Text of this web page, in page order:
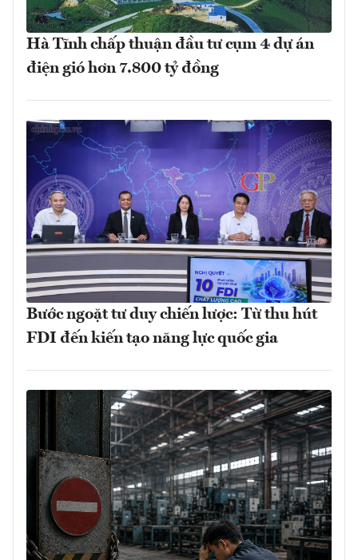
Hà Tĩnh chấp thuận đầu tư cụm 4 dự án
điện gió hơn 7.800 tỷ đồng
Bước ngoặt tư duy chiến lược: Từ thu hút
FDI đến kiến tạo năng lực quốc gia